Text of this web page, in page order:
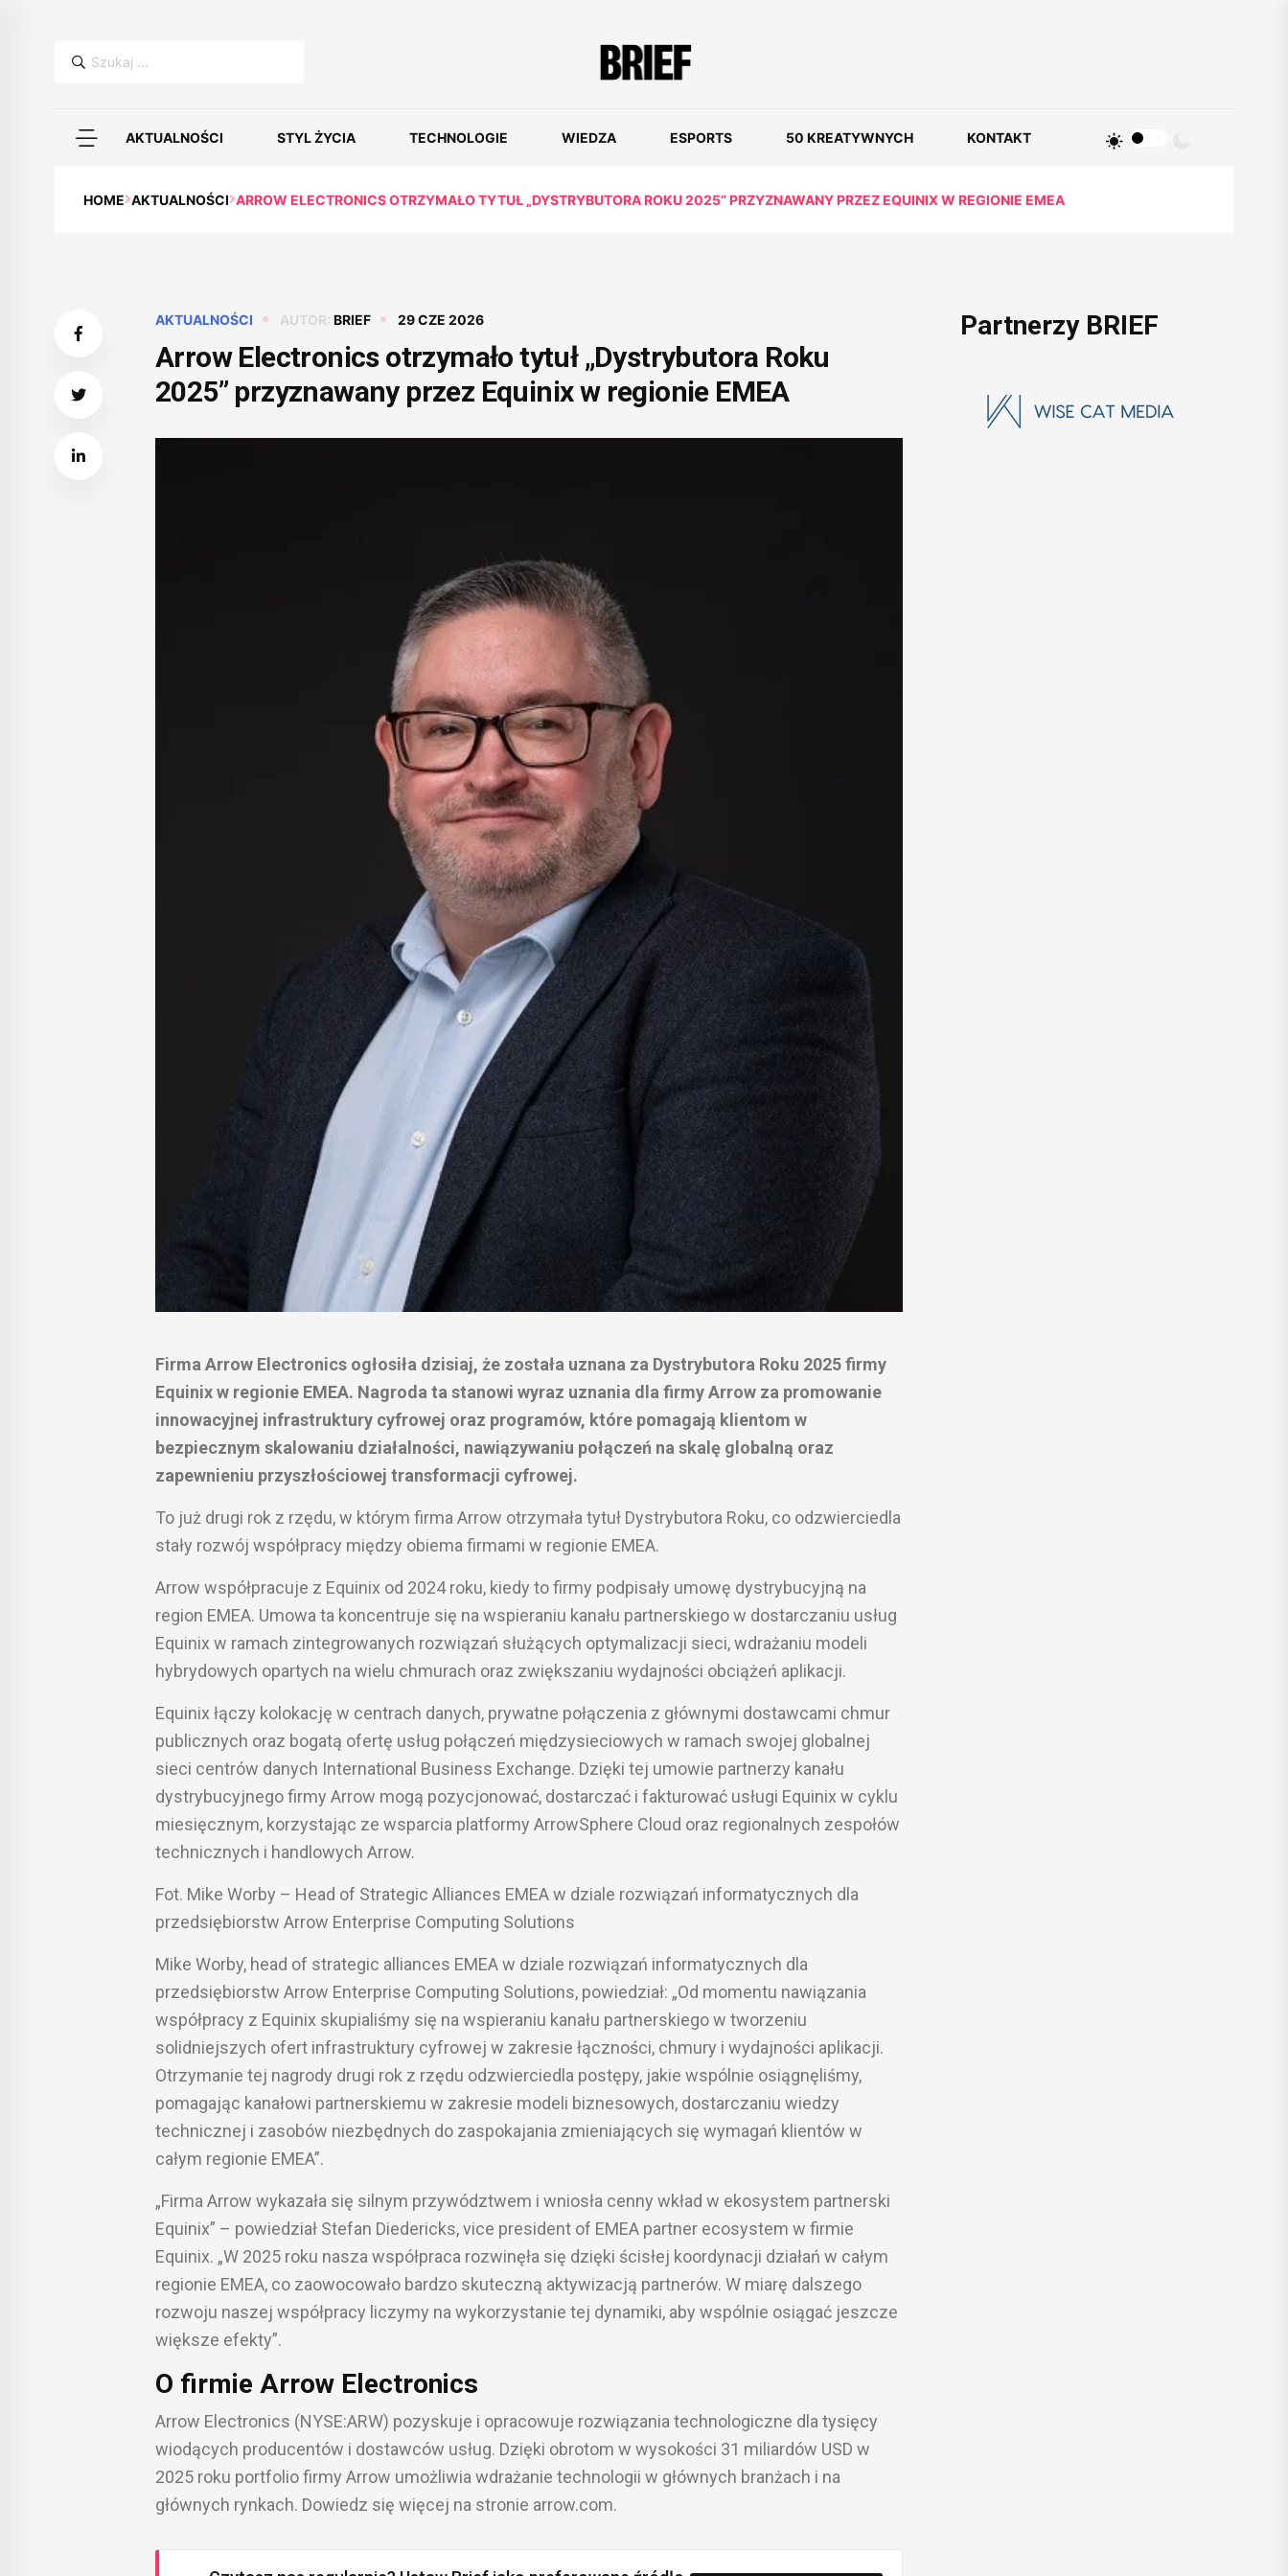
Szukaj:
AKTUALNOŚCI STYL ŻYCIA TECHNOLOGIE WIEDZA ESPORTS 50 KREATYWNYCH KONTAKT
HOME AKTUALNOŚCI ARROW ELECTRONICS OTRZYMAŁO TYTUŁ „DYSTRYBUTORA ROKU 2025” PRZYZNAWANY PRZEZ EQUINIX W REGIONIE EMEA
AKTUALNOŚCI AUTOR: BRIEF 29 CZE 2026
Arrow Electronics otrzymało tytuł „Dystrybutora Roku
2025” przyznawany przez Equinix w regionie EMEA
Firma Arrow Electronics ogłosiła dzisiaj, że została uznana za Dystrybutora Roku 2025 firmy
Equinix w regionie EMEA. Nagroda ta stanowi wyraz uznania dla firmy Arrow za promowanie
innowacyjnej infrastruktury cyfrowej oraz programów, które pomagają klientom w
bezpiecznym skalowaniu działalności, nawiązywaniu połączeń na skalę globalną oraz
zapewnieniu przyszłościowej transformacji cyfrowej.
To już drugi rok z rzędu, w którym firma Arrow otrzymała tytuł Dystrybutora Roku, co odzwierciedla
stały rozwój współpracy między obiema firmami w regionie EMEA.
Arrow współpracuje z Equinix od 2024 roku, kiedy to firmy podpisały umowę dystrybucyjną na
region EMEA. Umowa ta koncentruje się na wspieraniu kanału partnerskiego w dostarczaniu usług
Equinix w ramach zintegrowanych rozwiązań służących optymalizacji sieci, wdrażaniu modeli
hybrydowych opartych na wielu chmurach oraz zwiększaniu wydajności obciążeń aplikacji.
Equinix łączy kolokację w centrach danych, prywatne połączenia z głównymi dostawcami chmur
publicznych oraz bogatą ofertę usług połączeń międzysieciowych w ramach swojej globalnej
sieci centrów danych International Business Exchange. Dzięki tej umowie partnerzy kanału
dystrybucyjnego firmy Arrow mogą pozycjonować, dostarczać i fakturować usługi Equinix w cyklu
miesięcznym, korzystając ze wsparcia platformy ArrowSphere Cloud oraz regionalnych zespołów
technicznych i handlowych Arrow.
Fot. Mike Worby – Head of Strategic Alliances EMEA w dziale rozwiązań informatycznych dla
przedsiębiorstw Arrow Enterprise Computing Solutions
Mike Worby, head of strategic alliances EMEA w dziale rozwiązań informatycznych dla
przedsiębiorstw Arrow Enterprise Computing Solutions, powiedział: „Od momentu nawiązania
współpracy z Equinix skupialiśmy się na wspieraniu kanału partnerskiego w tworzeniu
solidniejszych ofert infrastruktury cyfrowej w zakresie łączności, chmury i wydajności aplikacji.
Otrzymanie tej nagrody drugi rok z rzędu odzwierciedla postępy, jakie wspólnie osiągnęliśmy,
pomagając kanałowi partnerskiemu w zakresie modeli biznesowych, dostarczaniu wiedzy
technicznej i zasobów niezbędnych do zaspokajania zmieniających się wymagań klientów w
całym regionie EMEA”.
„Firma Arrow wykazała się silnym przywództwem i wniosła cenny wkład w ekosystem partnerski
Equinix” – powiedział Stefan Diedericks, vice president of EMEA partner ecosystem w firmie
Equinix. „W 2025 roku nasza współpraca rozwinęła się dzięki ścisłej koordynacji działań w całym
regionie EMEA, co zaowocowało bardzo skuteczną aktywizacją partnerów. W miarę dalszego
rozwoju naszej współpracy liczymy na wykorzystanie tej dynamiki, aby wspólnie osiągać jeszcze
większe efekty”.
O firmie Arrow Electronics
Arrow Electronics (NYSE:ARW) pozyskuje i opracowuje rozwiązania technologiczne dla tysięcy
wiodących producentów i dostawców usług. Dzięki obrotom w wysokości 31 miliardów USD w
2025 roku portfolio firmy Arrow umożliwia wdrażanie technologii w głównych branżach i na
głównych rynkach. Dowiedz się więcej na stronie arrow.com.
Partnerzy BRIEF